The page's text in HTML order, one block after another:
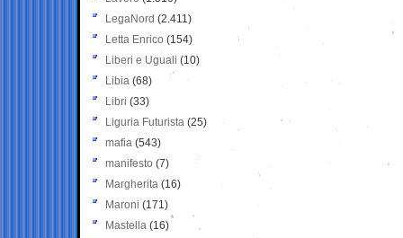
LegaNord (2.411)
Letta Enrico (154)
Liberi e Uguali (10)
Libia (68)
Libri (33)
Liguria Futurista (25)
mafia (543)
manifesto (7)
Margherita (16)
Maroni (171)
Mastella (16)